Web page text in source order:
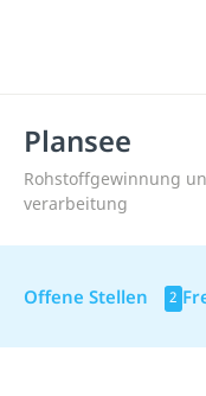
Plansee
Rohstoffgewinnung
verarbeitung
Offene Stellen 2